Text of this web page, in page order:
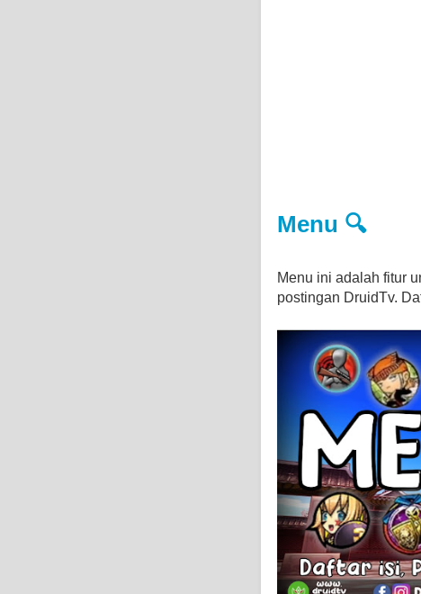
Menu 🔍
Menu ini adalah fitur
postingan DruidTv.